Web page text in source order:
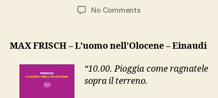
No Commentson
MAX FRISCH – L’uomo nell’Olocene – Einaudi
“10.00. Pioggia come ragnatele
sopra il terreno.